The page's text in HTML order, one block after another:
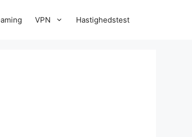
VPN Hastighedstest